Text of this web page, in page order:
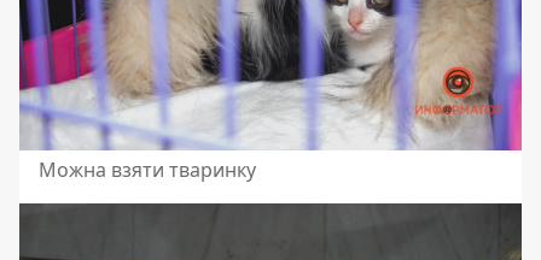
Можна взяти тваринку